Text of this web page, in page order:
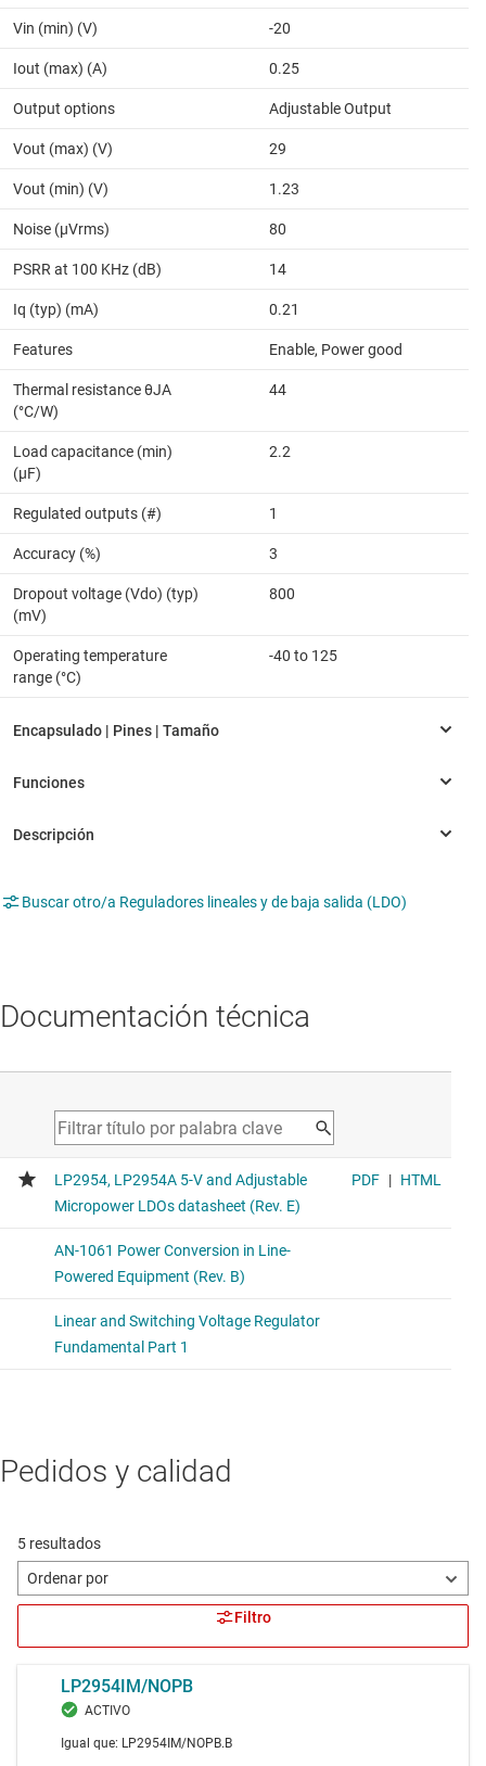
Vin (min) (V) -20
Iout (max) (A) 0.25
Output options Adjustable Output
Vout (max) (V) 29
Vout (min) (V) 1.23
Noise (µVrms) 80
PSRR at 100 KHz (dB) 14
Iq (typ) (mA) 0.21
Features Enable, Power good
Thermal resistance θJA
(°C/W)
44
Load capacitance (min)
(µF)
2.2
Regulated outputs (#) 1
Accuracy (%) 3
Dropout voltage (Vdo) (typ)
(mV)
800
Operating temperature
range (°C)
-40 to 125
Buscar otro/a Reguladores lineales y de baja salida (LDO)
Documentación técnica
Pedidos y calidad